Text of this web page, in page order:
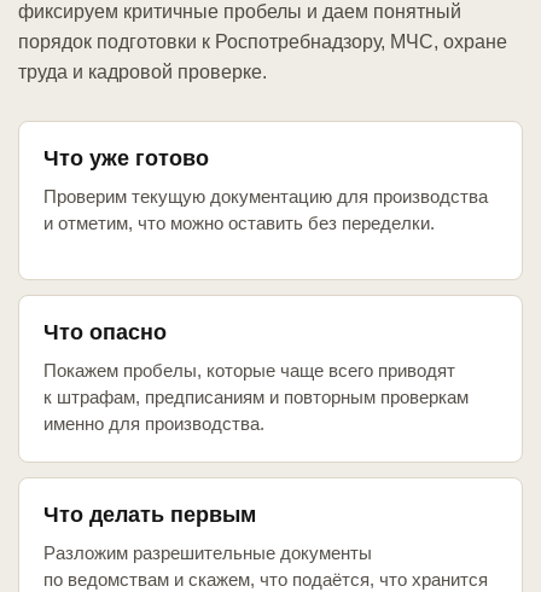
фиксируем критичные пробелы и даем понятный
порядок подготовки к Роспотребнадзору, МЧС, охране
труда и кадровой проверке.
Что уже готово
Проверим текущую документацию для производства
и отметим, что можно оставить без переделки.
Что опасно
Покажем пробелы, которые чаще всего приводят
к штрафам, предписаниям и повторным проверкам
именно для производства.
Что делать первым
Разложим разрешительные документы
по ведомствам и скажем, что подаётся, что хранится